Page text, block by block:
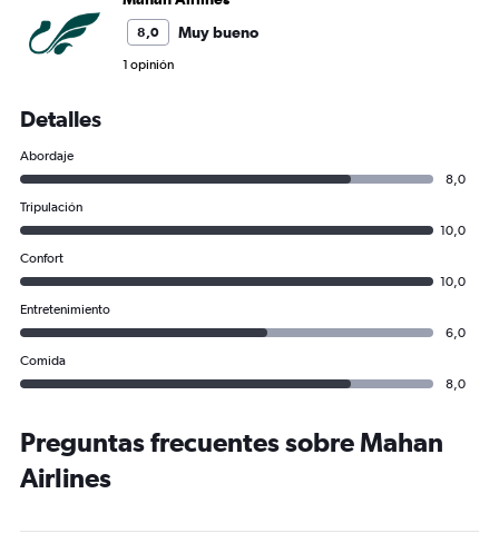
8,0 Muy bueno
1 opinión
Detalles
Abordaje
8,0
Tripulación
10,0
Confort
10,0
Entretenimiento
6,0
Comida
8,0
Preguntas frecuentes sobre Mahan
Airlines